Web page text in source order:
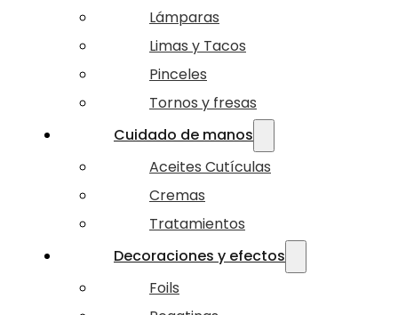
Lámparas
Limas y Tacos
Pinceles
Tornos y fresas
Cuidado de manos
Aceites Cutículas
Cremas
Tratamientos
Decoraciones y efectos
Foils